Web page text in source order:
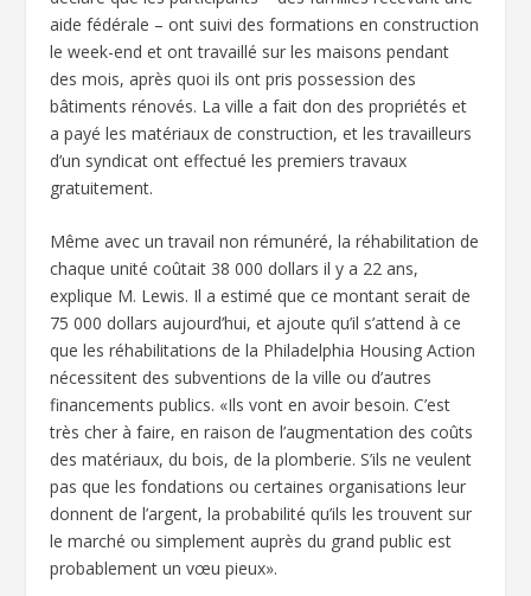
aide fédérale – ont suivi des formations en construction
le week-end et ont travaillé sur les maisons pendant
des mois, après quoi ils ont pris possession des
bâtiments rénovés. La ville a fait don des propriétés et
a payé les matériaux de construction, et les travailleurs
d’un syndicat ont effectué les premiers travaux
gratuitement.
Même avec un travail non rémunéré, la réhabilitation de
chaque unité coûtait 38 000 dollars il y a 22 ans,
explique M. Lewis. Il a estimé que ce montant serait de
75 000 dollars aujourd’hui, et ajoute qu’il s’attend à ce
que les réhabilitations de la Philadelphia Housing Action
nécessitent des subventions de la ville ou d’autres
financements publics. «Ils vont en avoir besoin. C’est
très cher à faire, en raison de l’augmentation des coûts
des matériaux, du bois, de la plomberie. S’ils ne veulent
pas que les fondations ou certaines organisations leur
donnent de l’argent, la probabilité qu’ils les trouvent sur
le marché ou simplement auprès du grand public est
probablement un vœu pieux».